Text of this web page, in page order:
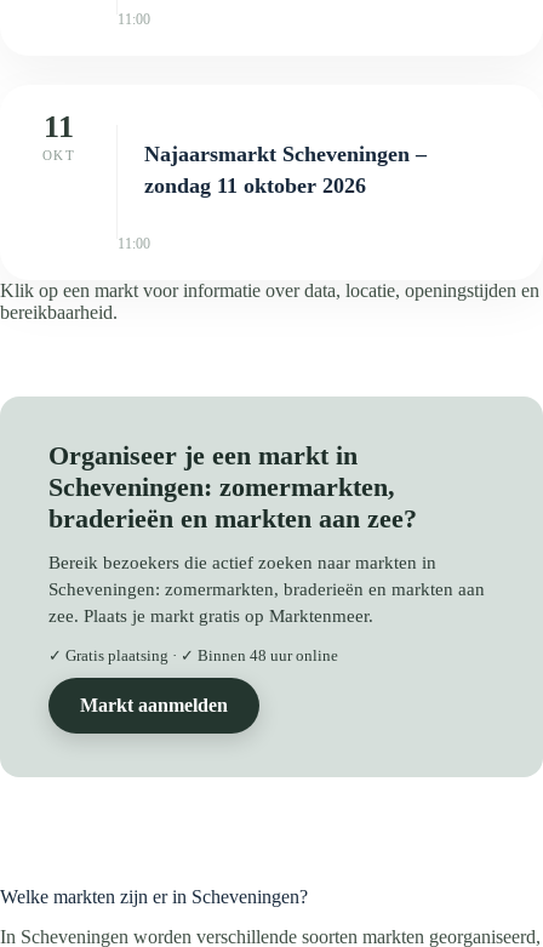
11:00
11
OKT
Najaarsmarkt Scheveningen –
zondag 11 oktober 2026
11:00
Klik op een markt voor informatie over data, locatie, openingstijden en
bereikbaarheid.
Organiseer je een markt in
Scheveningen: zomermarkten,
braderieën en markten aan zee?
Bereik bezoekers die actief zoeken naar markten in
Scheveningen: zomermarkten, braderieën en markten aan
zee. Plaats je markt gratis op Marktenmeer.
✓ Gratis plaatsing · ✓ Binnen 48 uur online
Markt aanmelden
Welke markten zijn er in Scheveningen?
In Scheveningen worden verschillende soorten markten georganiseerd,